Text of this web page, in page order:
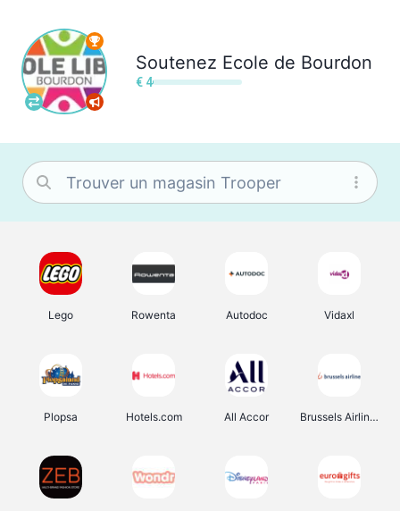
Soutenez Ecole de Bourdon
€ 4
Lego Rowenta Autodoc Vidaxl
Plopsa Hotels.com All Accor Brussels Airlines